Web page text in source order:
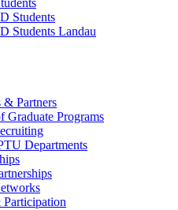
Students
Students Landau
& Partners
Graduate Programs
Departments